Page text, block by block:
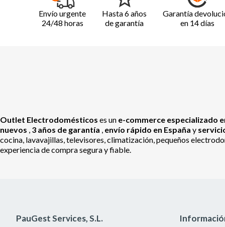
Envío urgente
24/48 horas
Hasta 6 años
de garantía
Garantía
en 14 días
Outlet Electrodomésticos es un e-commerce especializado
nuevos , 3 años de garantía , envío rápido en España y
cocina, lavavajillas, televisores, climatización, pequeños
experiencia de compra segura y fiable.
PauGest Services, S.L.